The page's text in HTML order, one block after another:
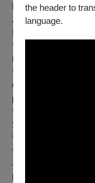
the header to
language.
Program曲目
Joh. Seb. Bach and
巴哈與仰慕者
*Joh. Seb. Bach:
Mendelssohn - Auf
*Joh. Seb. Bach:
Gérardo Herman
parade
*Joh. Seb. Bach:
Schubert -
*Joh. Seb. Bach:
*Joh. Seb. Bach:
———
L. van Beethoven :